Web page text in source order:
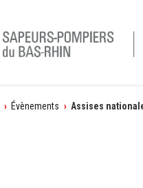
› Évènements › Assises